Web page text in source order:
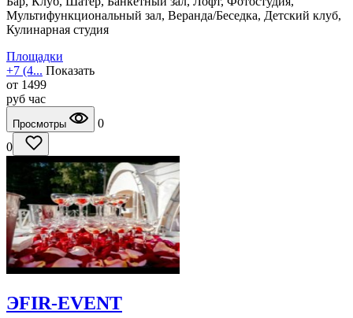
Мультифункциональный зал, Веранда/Беседка, Детский клуб,
Кулинарная студия
Площадки
+7 (4... Показать
от 1499
руб час
Просмотры
0
0
ЭFIR-EVENT